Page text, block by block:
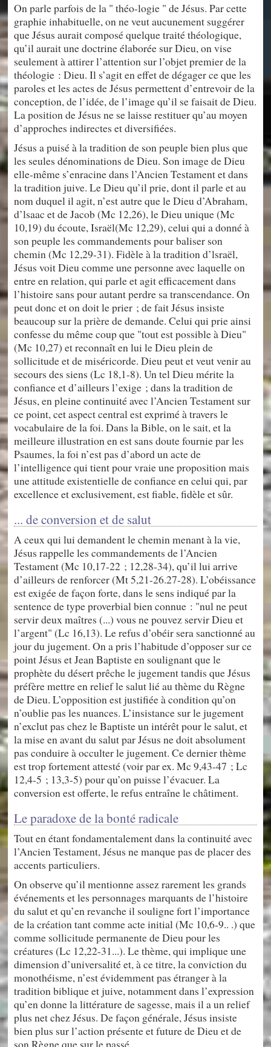
On parle parfois de la " théo-logie " de Jésus. Par cette
graphie inhabituelle, on ne veut aucunement suggérer
que Jésus aurait composé quelque traité théologique,
qu’il aurait une doctrine élaborée sur Dieu, on vise
seulement à attirer l’attention sur l’objet premier de la
théologie : Dieu. Il s’agit en effet de dégager ce que les
paroles et les actes de Jésus permettent d’entrevoir de la
conception, de l’idée, de l’image qu’il se faisait de Dieu.
La position de Jésus ne se laisse restituer qu’au moyen
d’approches indirectes et diversifiées.
Jésus a puisé à la tradition de son peuple bien plus que
les seules dénominations de Dieu. Son image de Dieu
elle-même s’enracine dans l’Ancien Testament et dans
la tradition juive. Le Dieu qu’il prie, dont il parle et au
nom duquel il agit, n’est autre que le Dieu d’Abraham,
d’lsaac et de Jacob (Mc 12,26), le Dieu unique (Mc
10,19) du écoute, Israël(Mc 12,29), celui qui a donné à
son peuple les commandements pour baliser son
chemin (Mc 12,29-31). Fidèle à la tradition d’lsraël,
Jésus voit Dieu comme une personne avec laquelle on
entre en relation, qui parle et agit efficacement dans
l’histoire sans pour autant perdre sa transcendance. On
peut donc et on doit le prier ; de fait Jésus insiste
beaucoup sur la prière de demande. Celui qui prie ainsi
confesse du même coup que "tout est possible à Dieu"
(Mc 10,27) et reconnaît en lui le Dieu plein de
sollicitude et de miséricorde. Dieu peut et veut venir au
secours des siens (Lc 18,1-8). Un tel Dieu mérite la
confiance et d’ailleurs l’exige ; dans la tradition de
Jésus, en pleine continuité avec l’Ancien Testament sur
ce point, cet aspect central est exprimé à travers le
vocabulaire de la foi. Dans la Bible, on le sait, et la
meilleure illustration en est sans doute fournie par les
Psaumes, la foi n’est pas d’abord un acte de
l’intelligence qui tient pour vraie une proposition mais
une attitude existentielle de confiance en celui qui, par
excellence et exclusivement, est fiable, fidèle et sûr.
... de conversion et de salut
A ceux qui lui demandent le chemin menant à la vie,
Jésus rappelle les commandements de l’Ancien
Testament (Mc 10,17-22 ; 12,28-34), qu’il lui arrive
d’ailleurs de renforcer (Mt 5,21-26.27-28). L’obéissance
est exigée de façon forte, dans le sens indiqué par la
sentence de type proverbial bien connue : "nul ne peut
servir deux maîtres (...) vous ne pouvez servir Dieu et
l’argent" (Lc 16,13). Le refus d’obéir sera sanctionné au
jour du jugement. On a pris l’habitude d’opposer sur ce
point Jésus et Jean Baptiste en soulignant que le
prophète du désert prêche le jugement tandis que Jésus
préfère mettre en relief le salut lié au thème du Règne
de Dieu. L’opposition est justifiée à condition qu’on
n’oublie pas les nuances. L’insistance sur le jugement
n’exclut pas chez le Baptiste un intérêt pour le salut, et
la mise en avant du salut par Jésus ne doit absolument
pas conduire à occulter le jugement. Ce dernier thème
est trop fortement attesté (voir par ex. Mc 9,43-47 ; Lc
12,4-5 ; 13,3-5) pour qu’on puisse l’évacuer. La
conversion est offerte, le refus entraîne le châtiment.
Le paradoxe de la bonté radicale
Tout en étant fondamentalement dans la continuité avec
l’Ancien Testament, Jésus ne manque pas de placer des
accents particuliers.
On observe qu’il mentionne assez rarement les grands
événements et les personnages marquants de l’histoire
du salut et qu’en revanche il souligne fort l’importance
de la création tant comme acte initial (Mc 10,6-9.. .) que
comme sollicitude permanente de Dieu pour les
créatures (Lc 12,22-31...). Le thème, qui implique une
dimension d’universalité et, à ce titre, la conviction du
monothéisme, n’est évidemment pas étranger à la
tradition biblique et juive, notamment dans l’expression
qu’en donne la littérature de sagesse, mais il a un relief
plus net chez Jésus. De façon générale, Jésus insiste
bien plus sur l’action présente et future de Dieu et de
son Règne que sur le passé.